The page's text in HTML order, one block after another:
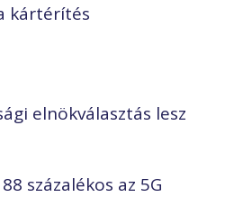
kártérítés
elnökválasztás lesz
százalékos az 5G